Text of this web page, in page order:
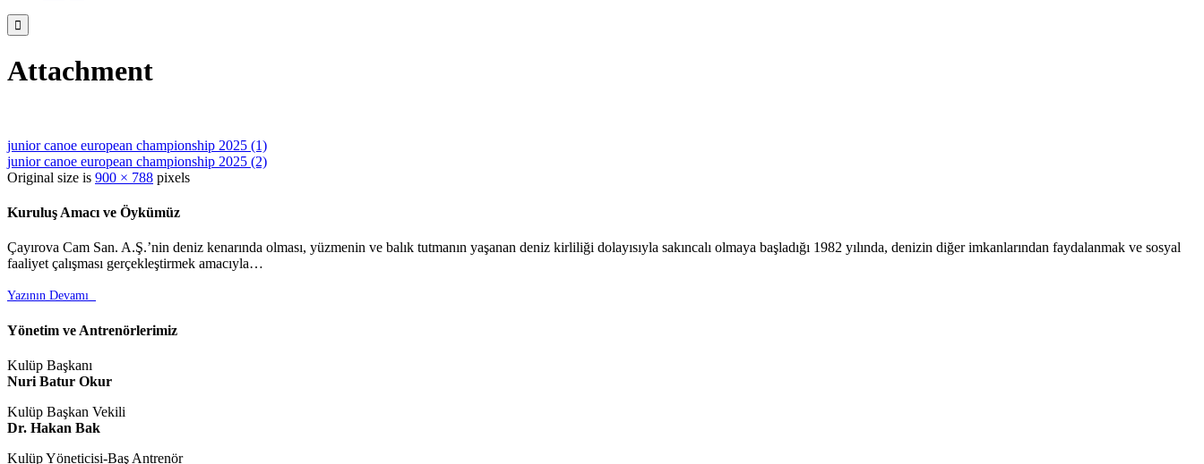

Attachment
junior canoe european championship 2025 (1)
junior canoe european championship 2025 (2)
Original size is 900 × 788 pixels
Kuruluş Amacı ve Öykümüz
Çayırova Cam San. A.Ş.’nin deniz kenarında olması, yüzmenin ve balık tutmanın yaşanan deniz kirliliği dolayısıyla sakıncalı olmaya başladığı 1982 yılında, denizin diğer imkanlarından faydalanmak ve sosyal
faaliyet çalışması gerçekleştirmek amacıyla…
Yazının Devamı
Yönetim ve Antrenörlerimiz
Kulüp Başkanı
Nuri Batur Okur
Kulüp Başkan Vekili
Dr. Hakan Bak
Kulüp Yöneticisi-Baş Antrenör